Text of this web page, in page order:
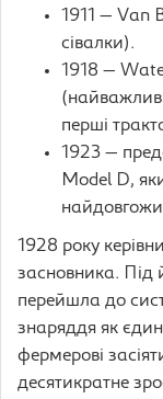
1911 — Van
сівалки).
1918 —
перші
1923 —
Model D,
1928 року
засновника. Під
перейшла до
знаряддя як
фермерові
десятикратне